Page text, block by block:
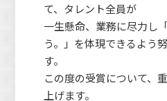
て、タレント全員が
一生懸命、業務に尽力し
う。」を体現できるよう
す。
この度の受賞について、
上げます。